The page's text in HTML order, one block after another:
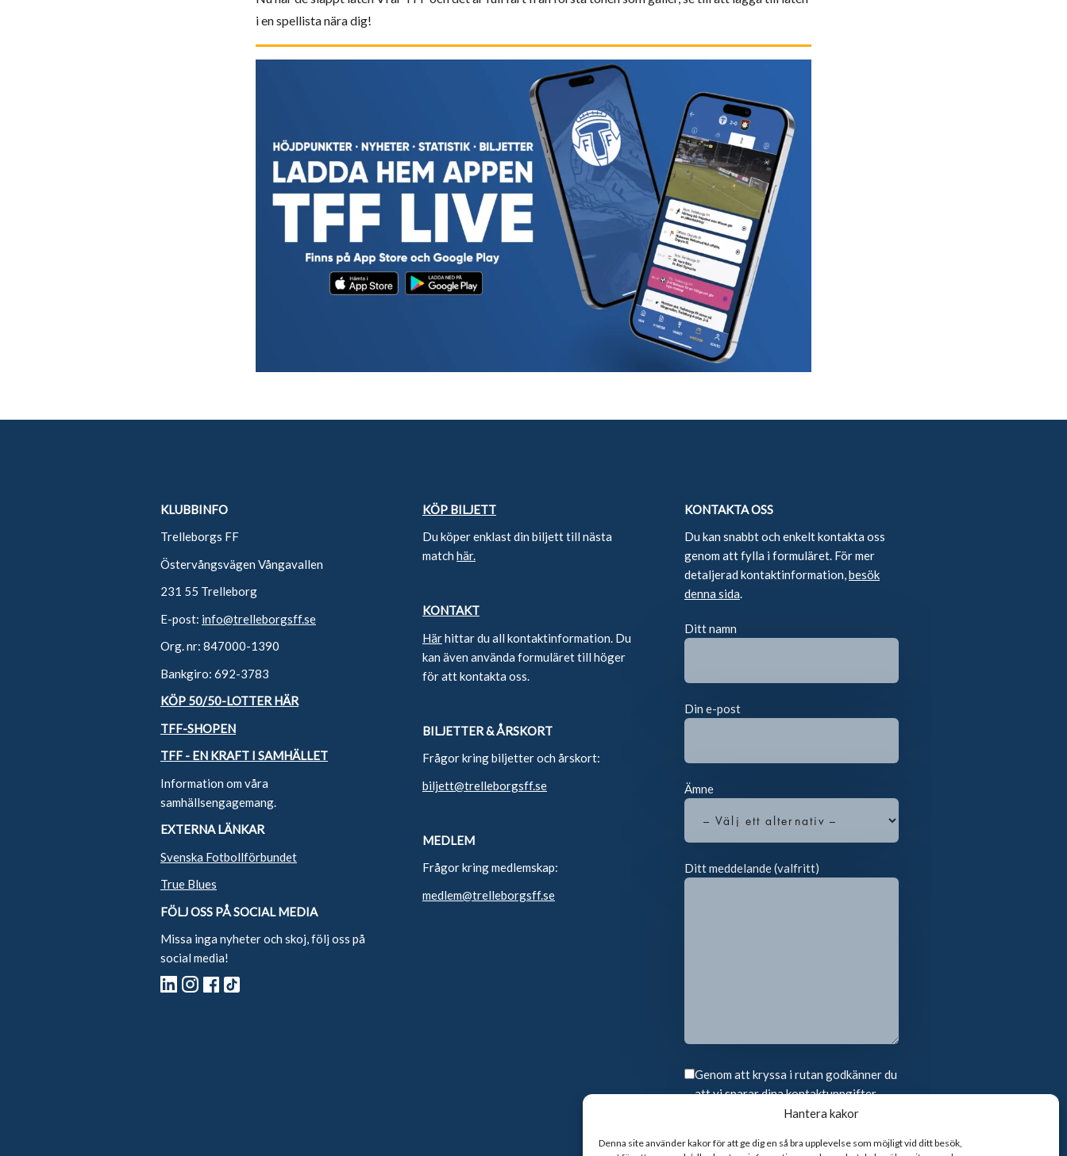
Hantera kakor
Denna site använder kakor för att ge dig en så bra upplevelse som möjligt vid ditt besök,
i en spellista nära dig!
KLUBBINFO
Trelleborgs FF
Östervångsvägen Vångavallen
231 55 Trelleborg
E-post: info@trelleborgsff.se
Org. nr: 847000-1390
Bankgiro: 692-3783
KÖP 50/50-LOTTER HÄR
TFF-SHOPEN
TFF - EN KRAFT I SAMHÄLLET
Information om våra
samhällsengagemang.
EXTERNA LÄNKAR
Svenska Fotbollförbundet
True Blues
FÖLJ OSS PÅ SOCIAL MEDIA
Missa inga nyheter och skoj, följ oss på
social media!
KÖP BILJETT
Du köper enklast din biljett till nästa
match här.
KONTAKT
Härhittar du all kontaktinformation. Du
kan även använda formuläret till höger
för att kontakta oss.
BILJETTER & ÅRSKORT
Frågor kring biljetter och årskort:
biljett@trelleborgsff.se
MEDLEM
Frågor kring medlemskap:
medlem@trelleborgsff.se
KONTAKTA OSS
Du kan snabbt och enkelt kontakta oss
genom att fylla i formuläret. För mer
detaljerad kontaktinformation,besök
denna sida.
Ditt namn
Din e-post
Ämne
Ditt meddelande (valfritt)
Genom att kryssa i rutan godkänner du
att vi sparar dina kontaktuppgifter